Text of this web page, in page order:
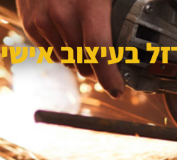
בעיצוב אישי